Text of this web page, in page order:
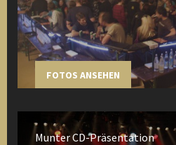
FOTOS ANSEHEN
Munter CD-Präsentation